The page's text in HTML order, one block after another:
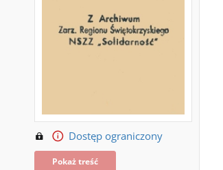
Dostęp ograniczony
Pokaż treść